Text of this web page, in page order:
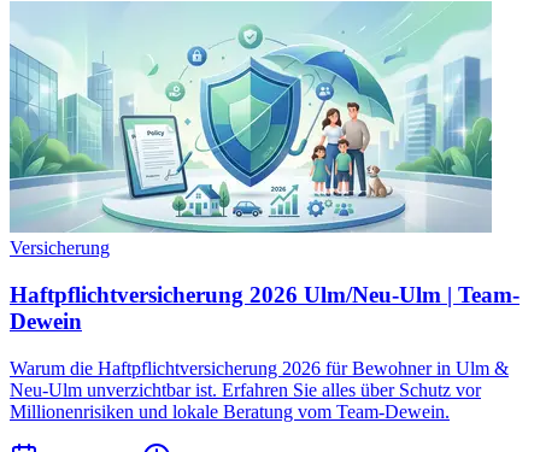
Versicherung
Haftpflichtversicherung 2026 Ulm/Neu-Ulm | Team-
Dewein
Warum die Haftpflichtversicherung 2026 für Bewohner in Ulm &
Neu-Ulm unverzichtbar ist. Erfahren Sie alles über Schutz vor
Millionenrisiken und lokale Beratung vom Team-Dewein.